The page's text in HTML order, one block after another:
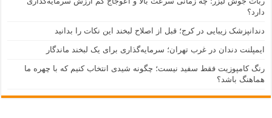
دارد؟
دندانپزشک زیبایی در کرج؛ قبل از اصلاح لبخند این نکات را بدانید
ایمپلنت دندان در غرب تهران؛ سرمایه‌گذاری برای یک لبخند ماندگار
رنگ کامپوزیت فقط سفید نیست؛ چگونه شیدی انتخاب کنیم که با چهره ما
هماهنگ باشد؟